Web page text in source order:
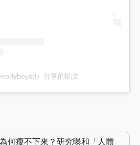
）分享的貼文
何瘦不下來？研究曝和「人體